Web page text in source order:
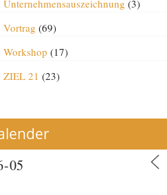
Unternehmensauszeichnung (3)
Vortrag (69)
Workshop (17)
ZIEL 21 (23)